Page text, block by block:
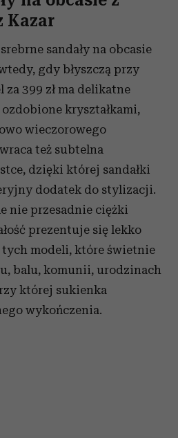
Kazar
sandały na obcasie
gdy błyszczą przy
399 zł ma delikatne
kryształkami,
wieczorowego
też subtelna
dzięki której sandałki
dodatek do stylizacji.
nie przesadnie ciężki
prezentuje się lekko
tych modeli, które świetnie
balu, komunii, urodzinach
której sukienka
wykończenia.